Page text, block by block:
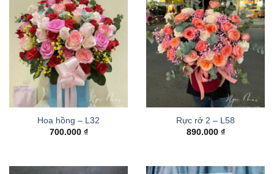
Hoa hồng – L32
700.000 ₫
Rực rở 2 – L58
890.000 ₫